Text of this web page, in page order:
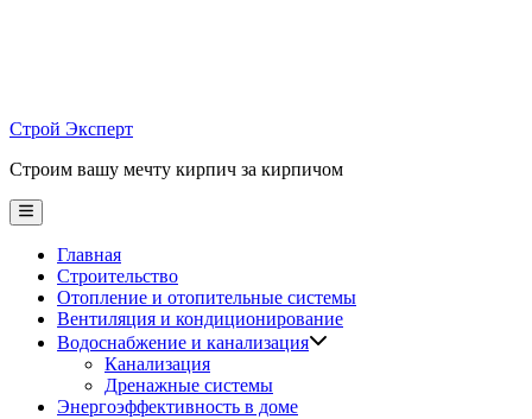
Строй Эксперт
Строим вашу мечту кирпич за кирпичом
Main
Menu
Главная
Строительство
Отопление и отопительные системы
Вентиляция и кондиционирование
Водоснабжение и канализация
Канализация
Дренажные системы
Энергоэффективность в доме